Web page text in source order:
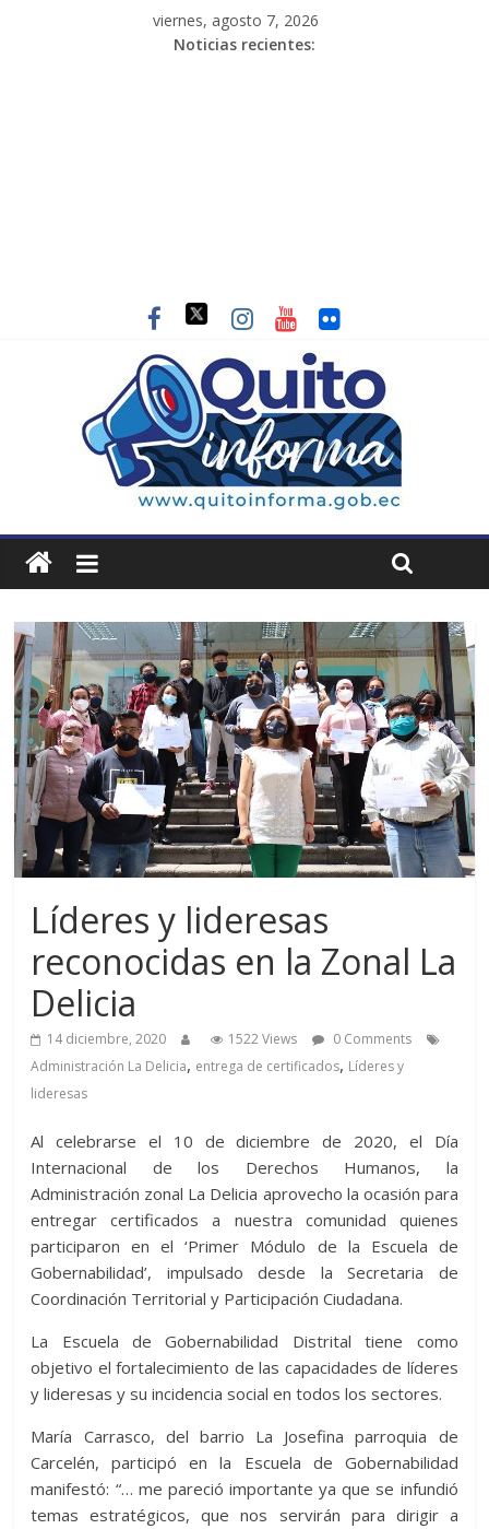
viernes, agosto 7, 2026
Noticias recientes:
Líderes y lideresas
reconocidas en la Zonal La
Delicia
14 diciembre, 2020 1522 Views
0 Comments
Administración La Delicia, entrega de certificados, Líderes y
lideresas
Al celebrarse el 10 de diciembre de 2020, el Día
Internacional de los Derechos Humanos, la
Administración zonal La Delicia aprovecho la ocasión para
entregar certificados a nuestra comunidad quienes
participaron en el ‘Primer Módulo de la Escuela de
Gobernabilidad’, impulsado desde la Secretaria de
Coordinación Territorial y Participación Ciudadana.
La Escuela de Gobernabilidad Distrital tiene como
objetivo el fortalecimiento de las capacidades de líderes
y lideresas y su incidencia social en todos los sectores.
María Carrasco, del barrio La Josefina parroquia de
Carcelén, participó en la Escuela de Gobernabilidad
manifestó: “… me pareció importante ya que se infundió
temas estratégicos, que nos servirán para dirigir a